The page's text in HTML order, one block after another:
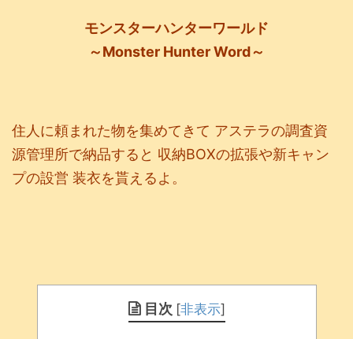
モンスターハンターワールド
～Monster Hunter Word～
住人に頼まれた物を集めてきて アステラの調査資
源管理所で納品すると 収納BOXの拡張や新キャン
プの設営 装衣を貰えるよ。
目次 [非表示]